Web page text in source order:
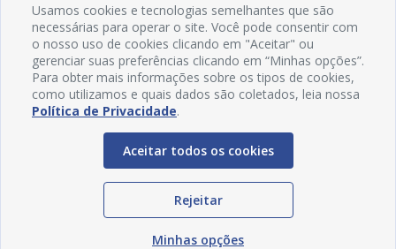
Redes Sociais
Usamos cookies e tecnologias semelhantes que são
necessárias para operar o site. Você pode consentir com
o nosso uso de cookies clicando em "Aceitar" ou
gerenciar suas preferências clicando em “Minhas opções”.
Para obter mais informações sobre os tipos de cookies,
como utilizamos e quais dados são coletados, leia nossa
Política de Privacidade.
Aceitar todos os cookies
Rejeitar
Minhas opções